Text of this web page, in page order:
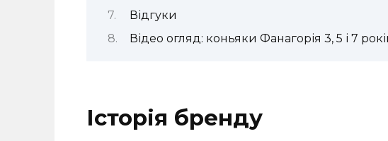
Відгуки
Відео огляд: коньяки Фанагорія 3, 5 і 7
Історія бренду